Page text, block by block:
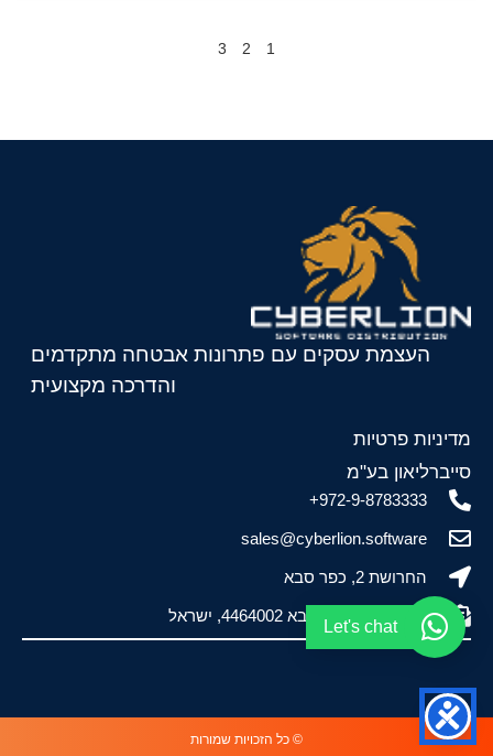
1
2
3
העצמת עסקים עם פתרונות אבטחה מתקדמים
והדרכה מקצועית
מדיניות פרטיות
סייברליאון בע"מ
972-9-8783333+
sales@cyberlion.software
החרושת 2, כפר סבא
ת.ד. 2440, כפר סבא 4464002, ישראל
© כל הזכויות שמורות
Let's chat